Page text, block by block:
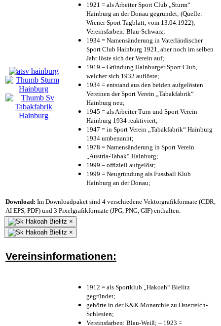
1921 = als Arbeiter Sport Club „Sturm“
Hainburg an der Donau gegründet; (Quelle:
Wiener Sport Tagblatt, vom 13.04.1922);
Vereinsfarben: Blau-Schwarz;
1934 = Namensänderung in Vaterländischer
Sport Club Hainburg 1921, aber noch im selben
Jahr löste sich der Verein auf;
1919 = Gründung Hainburger Sport Club,
welcher sich 1932 auflöste;
1934 = entstand aus den beiden aufgelösten
Vereinen der Sport Verein „Tabakfabrik“
Hainburg neu;
1945 = als Arbeiter Turn und Sport Verein
Hainburg 1934 reaktiviert;
1947 = in Sport Verein „Tabakfabrik“ Hainburg
1934 umbenannt;
1978 = Namensänderung in Sport Verein
„Austria-Tabak“ Hainburg;
1999 = offiziell aufgelöst;
1999 = Neugründung als Fussball Klub
Hainburg an der Donau;
Download: Im Downloadpaket sind 4 verschiedene Vektorgrafikformate (CDR,
AI EPS, PDF) und 3 Pixelgrafikformate (JPG, PNG, GIF) enthalten.
×
×
Vereinsinformationen:
1912 = als Sportklub „Hakoah“ Bielitz
gegründet;
gehörte in der K&K Monarchie zu Österreich-
Schlesien;
Vereinsfarben: Blau-Weiß; – 1923 =